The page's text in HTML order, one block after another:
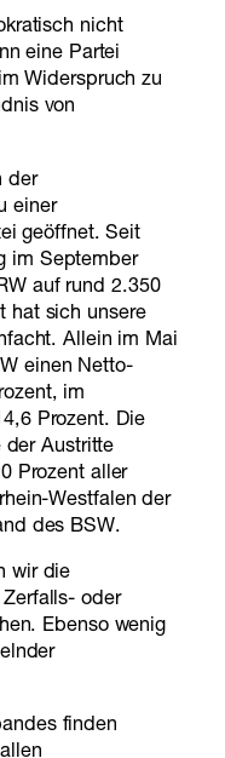
nicht
eine Partei
Widerspruch zu
von
der
einer
geöffnet. Seit
im September
auf rund 2.350
hat sich unsere
Allein im Mai
einen Netto-
im
Prozent. Die
der Austritte
Prozent aller
Westfalen der
des BSW.
wir die
oder
Ebenso wenig
finden